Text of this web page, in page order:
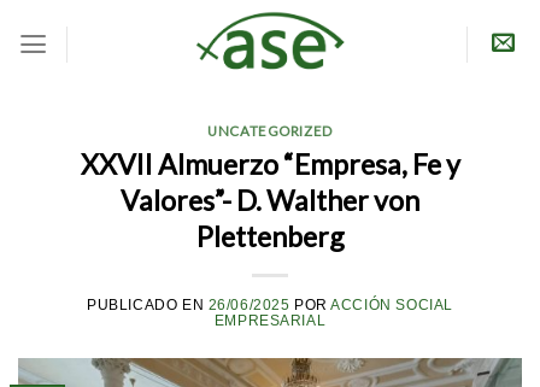
UNCATEGORIZED
XXVII Almuerzo “Empresa, Fe y
Valores”- D. Walther von
Plettenberg
PUBLICADO EN 26/06/2025 PORACCIÓN SOCIAL
EMPRESARIAL